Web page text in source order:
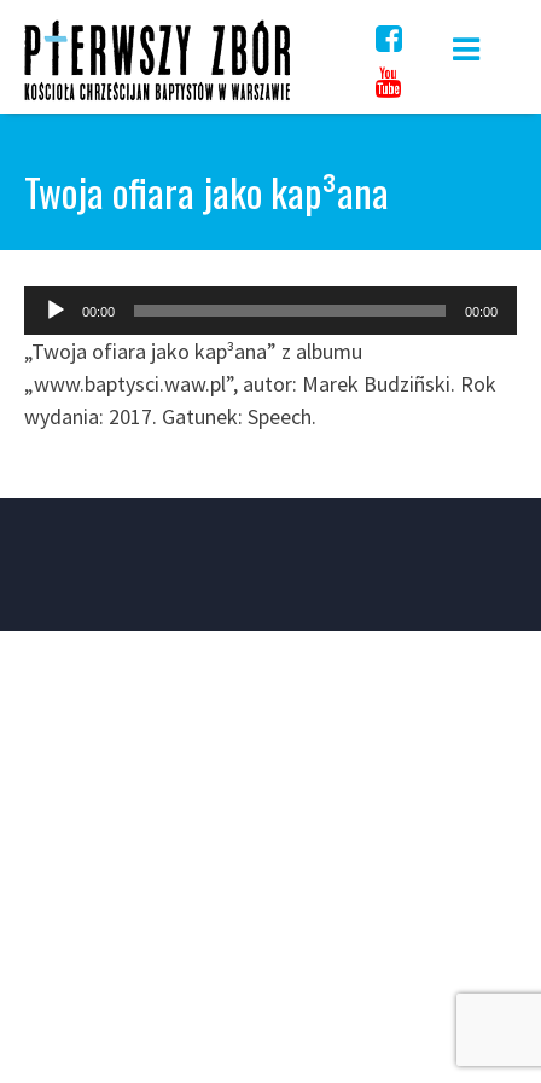
content
Twoja ofiara jako kap³ana
Odtwarzacz
plików
dźwiękowych
00:00 00:00
„Twoja ofiara jako kap³ana” z albumu
„www.baptysci.waw.pl”, autor: Marek Budziñski. Rok
wydania: 2017. Gatunek: Speech.